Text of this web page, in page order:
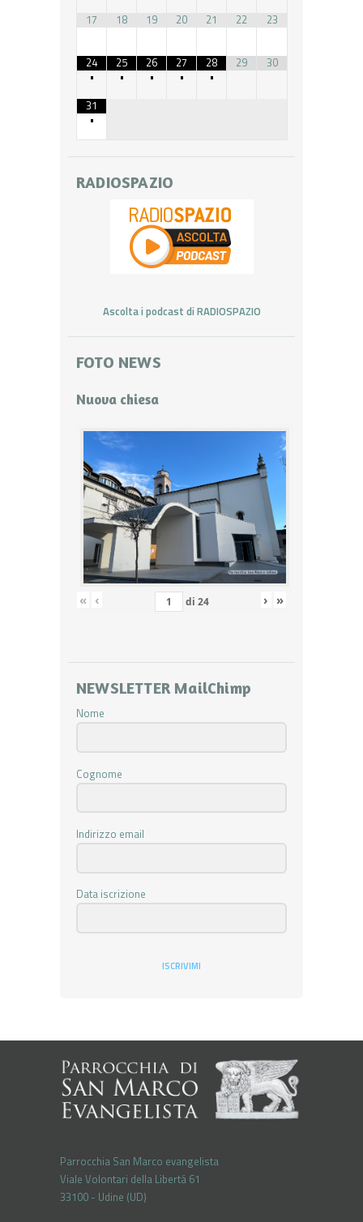
17
18 19 20 21 22 23
24
•
25
•
26
•
27
•
28
•
29 30
31
•
RADIOSPAZIO
Ascolta i podcast di RADIOSPAZIO
FOTO NEWS
Nuova chiesa
« ‹ di 24 › »
NEWSLETTER MailChimp
Nome
Cognome
Indirizzo email
Data iscrizione
ISCRIVIMI
Parrocchia San Marco evangelista
Viale Volontari della Libertá 61
33100 - Udine (UD)